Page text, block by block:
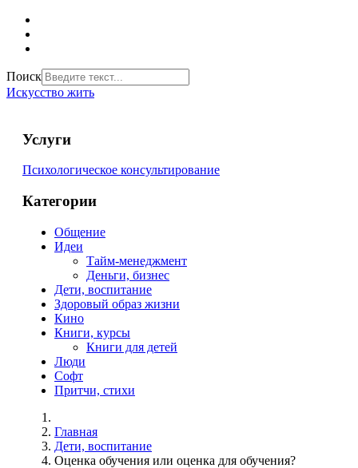
Поиск
Искусство жить
Услуги
Психологическое консультирование
Категории
Общение
Идеи
Тайм-менеджмент
Деньги, бизнес
Дети, воспитание
Здоровый образ жизни
Кино
Книги, курсы
Книги для детей
Люди
Софт
Притчи, стихи
Главная
Дети, воспитание
Оценка обучения или оценка для обучения?